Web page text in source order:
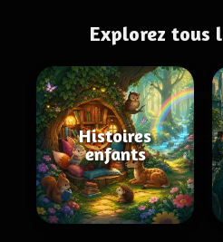
Explorez tous
Histoires
enfants